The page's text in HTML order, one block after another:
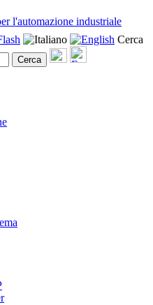
l'automazione industriale
Cerca
Cerca